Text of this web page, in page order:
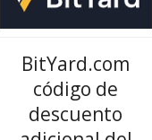
BitYard.com
código de
descuento